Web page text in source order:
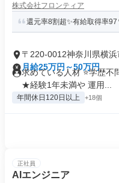
株式会社フロンティア
還元率8割超✨有給取得率
〒220-0012神奈川県横
月給25万円～50万円
求めている人材 ⭐学歴不
★経験1年未満や 運用...
年間休日120日以上 +18個
正社員
AIエンジニア